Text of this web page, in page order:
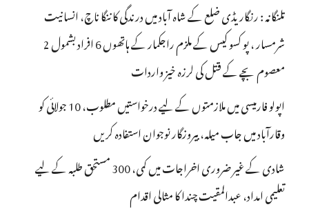
تلنگانہ : رنگاریڈی ضلع کے شاہ آباد میں درندگی کا ننگا ناچ، انسانیت
شرمسار ، پو کسو کیس کے ملزم راجکمار کے ہاتھوں 6 افراد بشمول 2
معصوم بچے کے قتل کی لرزہ خیز واردات
اپولو فارمیسی میں ملازمتوں کے لیے درخواستیں مطلوب، 10 جولائی کو
وقارآباد میں جاب میلہ، بیروزگار نوجوان استفادہ کریں
شادی کے غیر ضروری اخراجات میں کمی، 300 مستحق طلبہ کے لیے
تعلیمی امداد، عبدالمقیت چندا کا مثالی اقدام